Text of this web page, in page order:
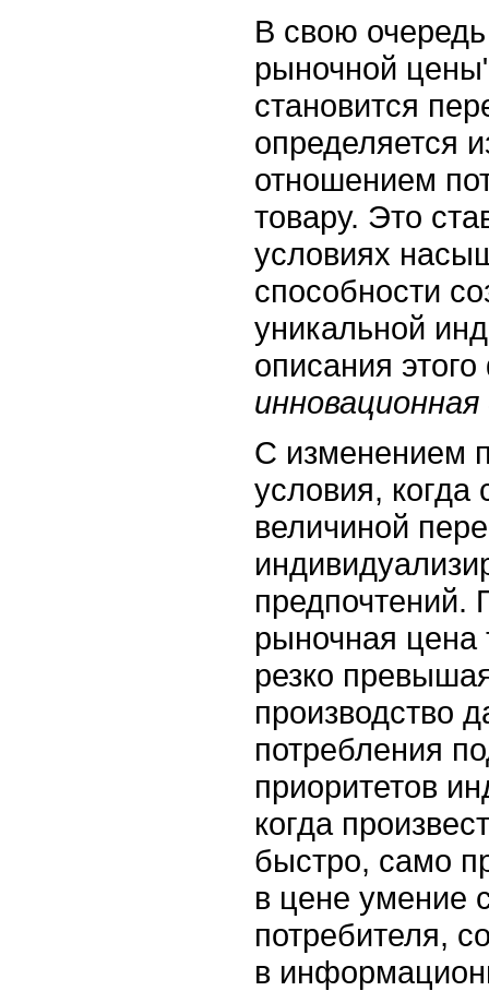
В свою
рыночной
становится
определяется
отношением
товару. Это
условиях
способности
уникальной
описания
С изменением
условия, когда
величиной
предпочтений.
рыночная цена
резко
производство
потребления
приоритетов
когда
быстро, само
в цене умение
потребителя,
в